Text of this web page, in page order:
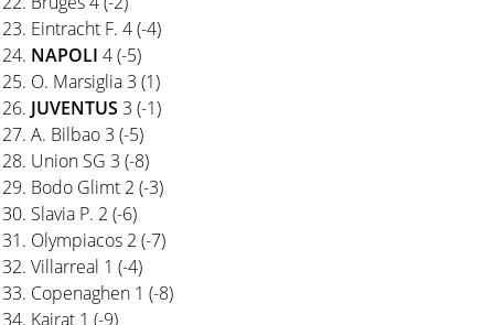
Eintracht F. 4 (-4)
NAPOLI 4 (-5)
O. Marsiglia 3 (1)
JUVENTUS 3 (-1)
A. Bilbao 3 (-5)
Union SG 3 (-8)
Bodo Glimt 2 (-3)
Slavia P. 2 (-6)
Olympiacos 2 (-7)
Villarreal 1 (-4)
Copenaghen 1 (-8)
Kairat 1 (-9)